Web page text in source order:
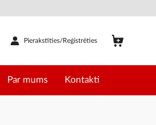
Pierakstīties/Reģistrēties
Par mums Kontakti